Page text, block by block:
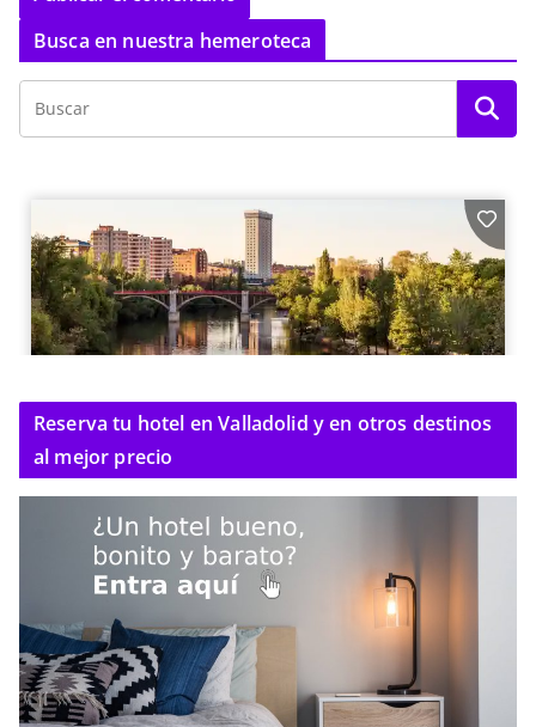
Busca en nuestra hemeroteca
Reserva tu hotel en Valladolid y en otros destinos
al mejor precio